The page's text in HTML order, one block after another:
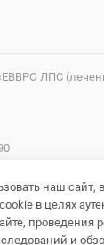
ЛПС
органы
данных
наш сайт,
в целях
проведения
и